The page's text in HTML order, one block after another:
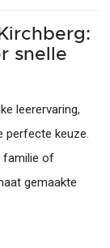
snelle
leerervaring,
perfecte keuze.
familie of
gemaakte